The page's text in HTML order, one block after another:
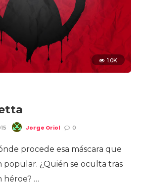
1.0K
Jorge Oriol 0
procede esa máscara que
popular. ¿Quién se oculta tras
héroe? …